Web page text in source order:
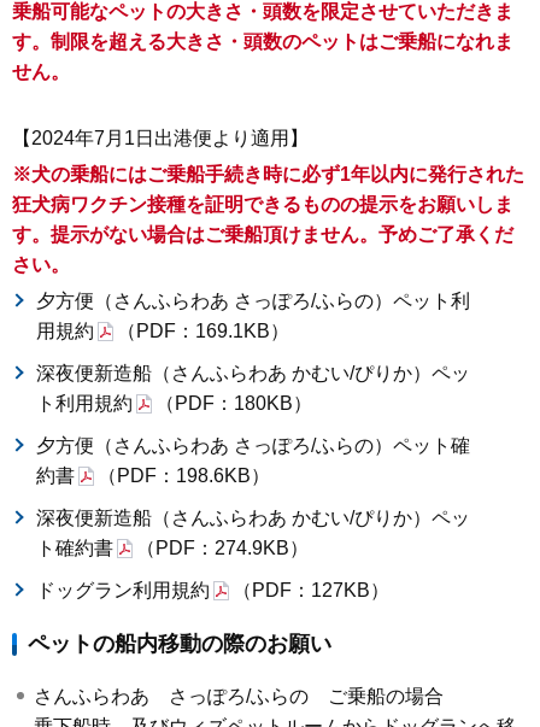
乗船可能なペットの大きさ・頭数を限定させていただきま
す。制限を超える大きさ・頭数のペットはご乗船になれま
せん。
【2024年7月1日出港便より適用】
※犬の乗船にはご乗船手続き時に必ず1年以内に発行された
狂犬病ワクチン接種を証明できるものの提示をお願いしま
す。提示がない場合はご乗船頂けません。予めご了承くだ
さい。
夕方便（さんふらわあ さっぽろ/ふらの）ペット利
用規約
（PDF：169.1KB）
深夜便新造船（さんふらわあ かむい/ぴりか）ペッ
ト利用規約
（PDF：180KB）
夕方便（さんふらわあ さっぽろ/ふらの）ペット確
約書
（PDF：198.6KB）
深夜便新造船（さんふらわあ かむい/ぴりか）ペッ
ト確約書
（PDF：274.9KB）
ドッグラン利用規約 （PDF：127KB）
ペットの船内移動の際のお願い
さんふらわあ さっぽろ/ふらの ご乗船の場合